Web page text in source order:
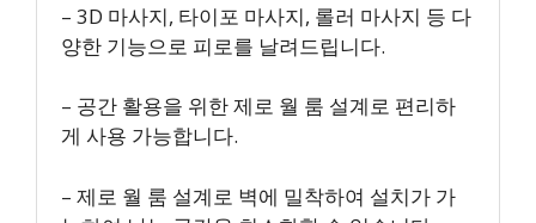
– 3D 마사지, 타이포 마사지, 롤러 마사지 등 다
양한 기능으로 피로를 날려드립니다.
– 공간 활용을 위한 제로 월 룸 설계로 편리하
게 사용 가능합니다.
– 제로 월 룸 설계로 벽에 밀착하여 설치가 가